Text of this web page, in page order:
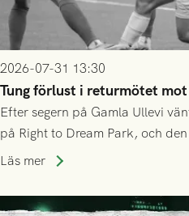
2026-07-31 13:30
Tung förlust i returmötet
Efter segern på Gamla Ullevi
på Right to Dream Park, och
upphöra efter mindre än
tennissiffror och det grönsvarta
Läs mer